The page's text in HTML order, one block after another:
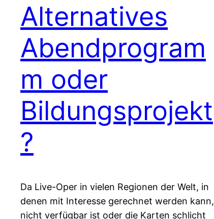
Alternatives
Abendprogram
m oder
Bildungsprojekt
?
Da Live-Oper in vielen Regionen der Welt, in
denen mit Interesse gerechnet werden kann,
nicht verfügbar ist oder die Karten schlicht